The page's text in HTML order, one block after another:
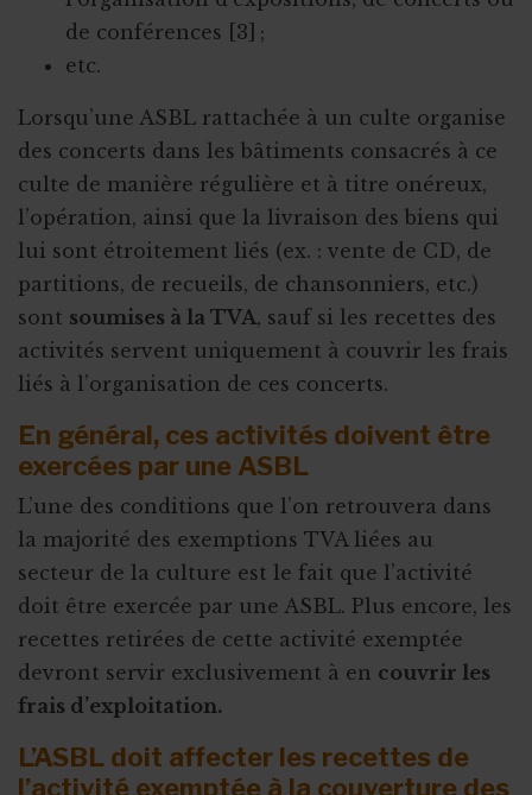
de conférences [3] ;
etc.
Lorsqu’une ASBL rattachée à un culte organise
des concerts dans les bâtiments consacrés à ce
culte de manière régulière et à titre onéreux,
l’opération, ainsi que la livraison des biens qui
lui sont étroitement liés (ex. : vente de CD, de
partitions, de recueils, de chansonniers, etc.)
sont soumises à la TVA, sauf si les recettes des
activités servent uniquement à couvrir les frais
liés à l’organisation de ces concerts.
En général, ces activités doivent être
exercées par une ASBL
L’une des conditions que l’on retrouvera dans
la majorité des exemptions TVA liées au
secteur de la culture est le fait que l’activité
doit être exercée par une ASBL. Plus encore, les
recettes retirées de cette activité exemptée
devront servir exclusivement à en couvrir les
frais d’exploitation.
L’ASBL doit affecter les recettes de
l’activité exemptée à la couverture des